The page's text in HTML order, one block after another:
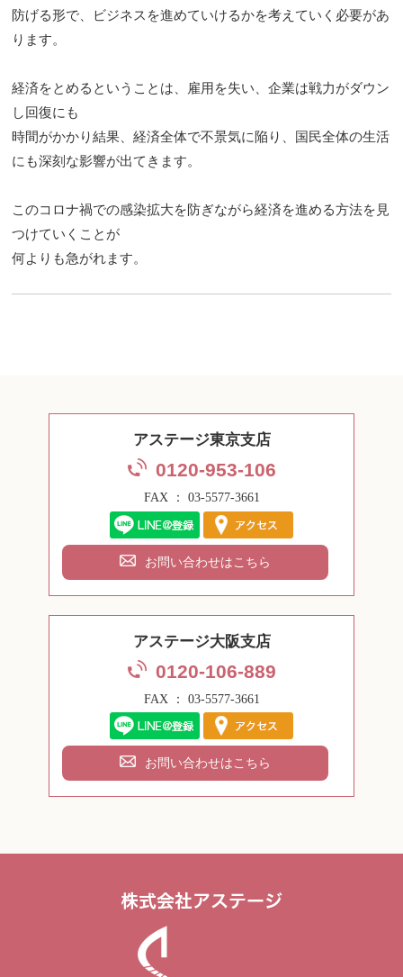
防げる形で、ビジネスを進めていけるかを考えていく必要があ
ります。
経済をとめるということは、雇用を失い、企業は戦力がダウン
し回復にも
時間がかかり結果、経済全体で不景気に陥り、国民全体の生活
にも深刻な影響が出てきます。
このコロナ禍での感染拡大を防ぎながら経済を進める方法を見
つけていくことが
何よりも急がれます。
アステージ東京支店
0120-953-106
FAX ： 03-5577-3661
お問い合わせはこちら
アステージ大阪支店
0120-106-889
FAX ： 03-5577-3661
お問い合わせはこちら